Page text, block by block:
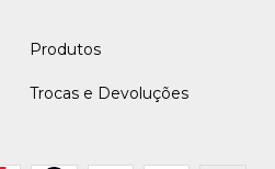
Produtos
Trocas e Devoluções